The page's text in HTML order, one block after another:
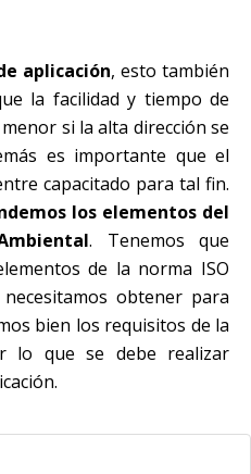
aplicación, esto también
la facilidad y tiempo de
si la alta dirección se
es importante que el
capacitado para tal fin.
los elementos del
. Tenemos que
de la norma ISO
obtener para
bien los requisitos de la
lo que se debe realizar